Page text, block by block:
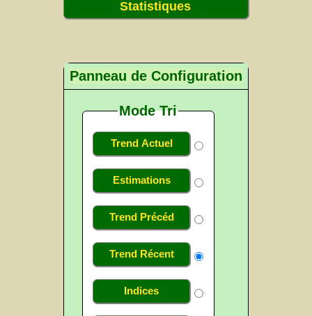
Statistiques
Panneau de Configuration
Mode Tri
Trend Actuel
Estimations
Trend Précéd
Trend Récent
Indices